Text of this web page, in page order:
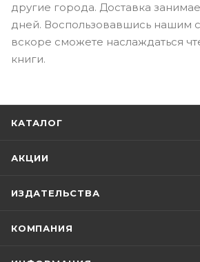
другие города. Доставка
дней. Воспользовавшись нашим
вскоре сможете наслаждаться
книги.
КАТАЛОГ
АКЦИИ
ИЗДАТЕЛЬСТВА
КОМПАНИЯ